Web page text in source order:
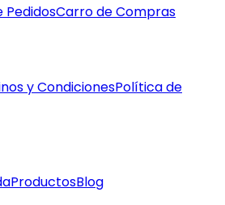
PedidosCarro de Compras
y CondicionesPolítica de
ProductosBlog